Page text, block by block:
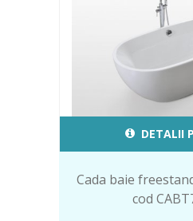
DETALII
Cada baie
cod